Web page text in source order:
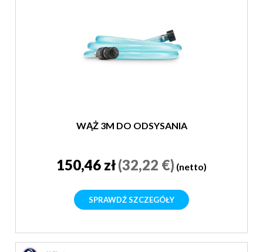
WĄŻ 3M DO ODSYSANIA
150,46 zł(32,22 €) (netto)
SPRAWDŹ SZCZEGÓŁY